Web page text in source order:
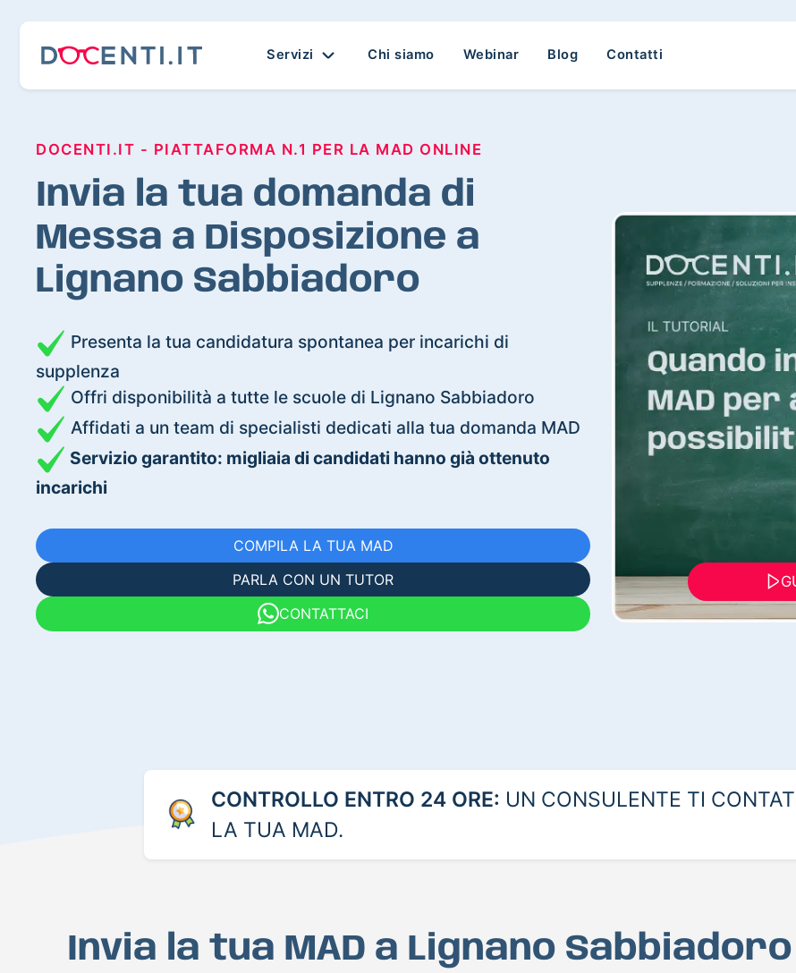
Servizi Chi siamo Webinar Blog Contatti
DOCENTI.IT - PIATTAFORMA N.1 PER LA MAD ONLINE
Invia la tua domanda di
Messa a Disposizione a
Lignano Sabbiadoro
Presenta la tua candidatura spontanea per incarichi di
supplenza
Offri disponibilità a tutte le scuole di Lignano Sabbiadoro
Affidati a un team di specialisti dedicati alla tua domanda MAD
Servizio garantito: migliaia di candidati hanno già ottenuto
incarichi
COMPILA LA TUA MAD
PARLA CON UN TUTOR
CONTATTACI
CONTROLLO ENTRO 24 ORE: UN CONSULENTE TI
LA TUA MAD.
Invia la tua MAD a Lignano